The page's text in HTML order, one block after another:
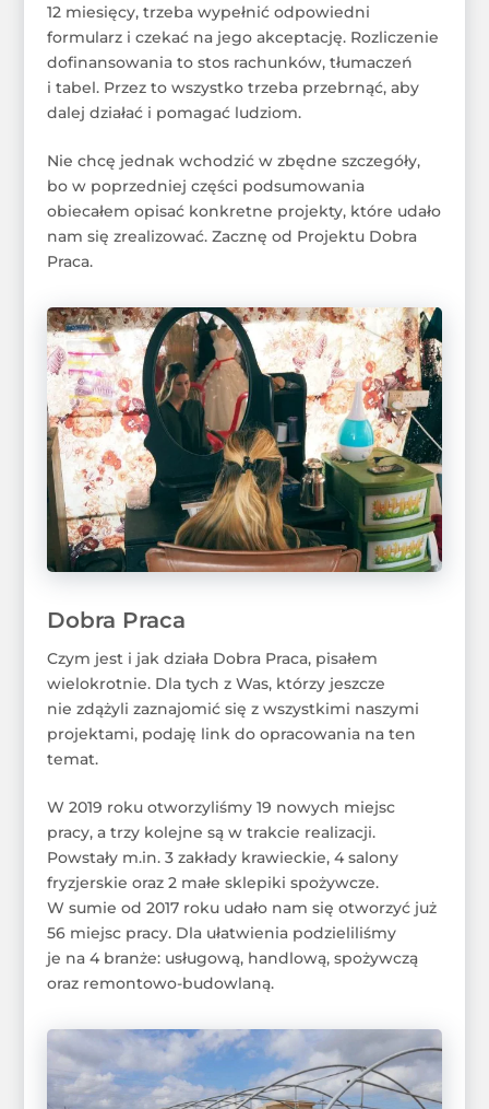
12 miesięcy, trzeba wypełnić odpowiedni
formularz i czekać na jego akceptację. Rozliczenie
dofinansowania to stos rachunków, tłumaczeń
i tabel. Przez to wszystko trzeba przebrnąć, aby
dalej działać i pomagać ludziom.
Nie chcę jednak wchodzić w zbędne szczegóły,
bo w poprzedniej części podsumowania
obiecałem opisać konkretne projekty, które udało
nam się zrealizować. Zacznę od Projektu Dobra
Praca.
Dobra Praca
Czym jest i jak działa Dobra Praca, pisałem
wielokrotnie. Dla tych z Was, którzy jeszcze
nie zdążyli zaznajomić się z wszystkimi naszymi
projektami, podaję link do opracowania na ten
temat.
W 2019 roku otworzyliśmy 19 nowych miejsc
pracy, a trzy kolejne są w trakcie realizacji.
Powstały m.in. 3 zakłady krawieckie, 4 salony
fryzjerskie oraz 2 małe sklepiki spożywcze.
W sumie od 2017 roku udało nam się otworzyć już
56 miejsc pracy. Dla ułatwienia podzieliliśmy
je na 4 branże: usługową, handlową, spożywczą
oraz remontowo-budowlaną.